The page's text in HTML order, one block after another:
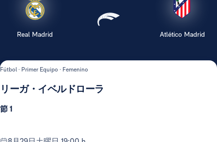
Real Madrid Atlético Madrid
Fútbol · Primer Equipo · Femenino
リーガ・イベルドローラ
節 1